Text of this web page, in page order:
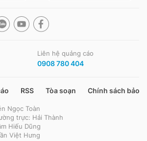
Liên hệ quảng cáo
0908 780 404
RSS Tòa soạn Chính sách bảo
Ngọc Toàn
trực: Hải Thành
Hiếu Dũng
Việt Hưng